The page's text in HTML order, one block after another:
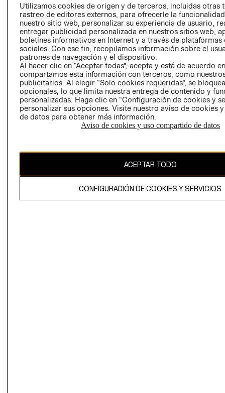
AVISO DE
PRIVACIDAD
GIFT CARD
AVISO DE
COOKIES
Uruguay ($U)
El contenido de esta página web está protegido por copyright y es
propiedad de H&M Hennes & Mauritz AB.
Utilizamos cookies de origen y de terceros, incluidas otras
rastreo de editores externos, para ofrecerle la
nuestro sitio web, personalizar su experiencia de usuario,
entregar publicidad personalizada en nuestros sitios web,
boletines informativos en Internet y a través de plataformas
sociales. Con ese fin, recopilamos información sobre el
patrones de navegación y el dispositivo.
Al hacer clic en “Aceptar todas”, acepta y está de acuerdo
compartamos esta información con terceros, como
publicitarios. Al elegir “Solo cookies requeridas”, se
opcionales, lo que limita nuestra entrega de contenido y
personalizadas. Haga clic en “Configuración de cookies y
personalizar sus opciones. Visite nuestro aviso de cookies
de datos para obtener más información.
Aviso de cookies y uso compartido de datos
ACEPTAR TODO
CONFIGURACIÓN DE COOKIES Y SERVICIOS